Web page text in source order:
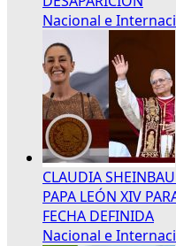
Nacional e
CLAUDIA
PAPA LEÓN XIV
FECHA DEFINIDA
Nacional e